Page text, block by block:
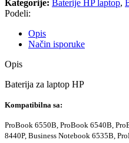
Kategorije: Baterije HP laptop,
Podeli:
Opis
Način isporuke
Opis
Baterija za laptop HP
Kompatibilna sa:
ProBook 6550B, ProBook 6540B,
8440P, Business Notebook 6535B,